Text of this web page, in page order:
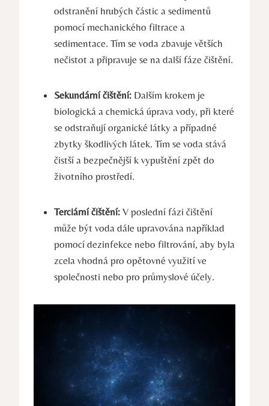
odstranění hrubých částic a sedimentů
pomocí mechanického filtrace a
sedimentace. Tím se voda zbavuje větších
nečistot a připravuje se na další fáze čištění.
Sekundární čištění: Dalším krokem je
biologická a chemická úprava vody, při které
se odstraňují organické látky a případné
zbytky škodlivých látek. Tím se voda stává
čistší a bezpečnější k vypuštění zpět do
životního prostředí.
Terciární čištění: V poslední fázi čištění
může být voda dále upravována například
pomocí dezinfekce nebo filtrování, aby byla
zcela vhodná pro opětovné využití ve
společnosti nebo pro průmyslové účely.